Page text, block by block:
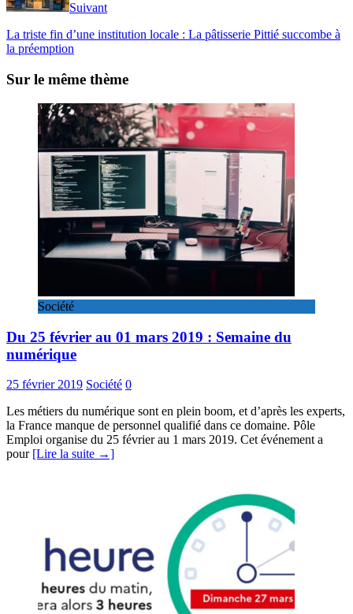
Suivant
La triste fin d’une institution locale : La pâtisserie Pittié succombe à
la préemption
Sur le même thème
Société
Du 25 février au 01 mars 2019 : Semaine du
numérique
25 février 2019 Société 0
Les métiers du numérique sont en plein boom, et d’après les experts,
la France manque de personnel qualifié dans ce domaine. Pôle
Emploi organise du 25 février au 1 mars 2019. Cet événement a
pour [Lire la suite →]